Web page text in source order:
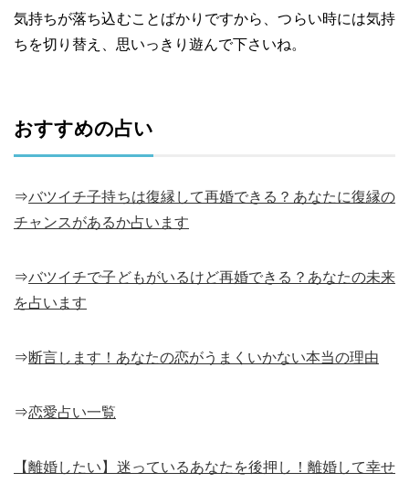
気持ちが落ち込むことばかりですから、つらい時には気持
ちを切り替え、思いっきり遊んで下さいね。
おすすめの占い
⇒バツイチ子持ちは復縁して再婚できる？あなたに復縁の
チャンスがあるか占います
⇒バツイチで子どもがいるけど再婚できる？あなたの未来
を占います
⇒断言します！あなたの恋がうまくいかない本当の理由
⇒恋愛占い一覧
【離婚したい】迷っているあなたを後押し！離婚して幸せ